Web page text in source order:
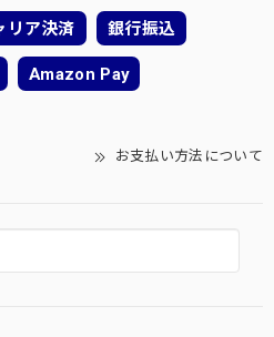
リア決済 銀行振込
Amazon Pay
お支払い方法について